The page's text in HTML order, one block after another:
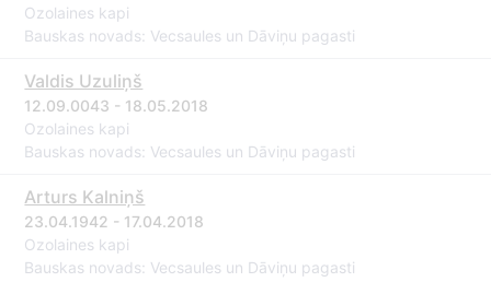
Ozolaines kapi
Bauskas novads: Vecsaules un Dāviņu pagasti
Valdis Uzuliņš
12.09.0043 - 18.05.2018
Ozolaines kapi
Bauskas novads: Vecsaules un Dāviņu pagasti
Arturs Kalniņš
23.04.1942 - 17.04.2018
Ozolaines kapi
Bauskas novads: Vecsaules un Dāviņu pagasti